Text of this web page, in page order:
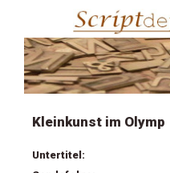
Kleinkunst im Olymp
Untertitel: